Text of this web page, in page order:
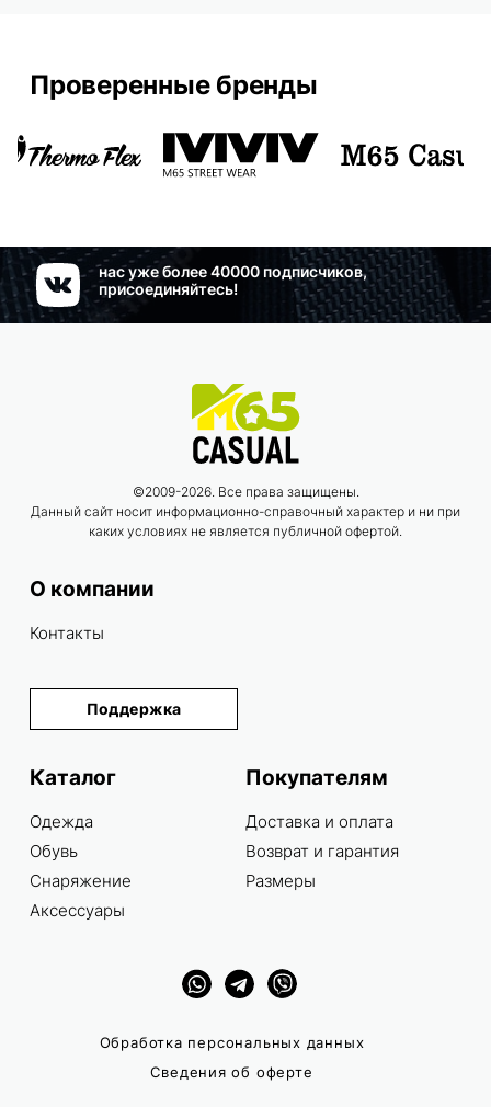
Проверенные бренды
нас уже более 40000 подписчиков,
присоединяйтесь!
©2009-2026. Все права защищены.
Данный сайт носит информационно-справочный характер и ни при
каких условиях не является публичной офертой.
О компании
Контакты
Поддержка
Каталог
Одежда
Обувь
Снаряжение
Аксессуары
Покупателям
Доставка и оплата
Возврат и гарантия
Размеры
Обработка персональных данных
Сведения об оферте